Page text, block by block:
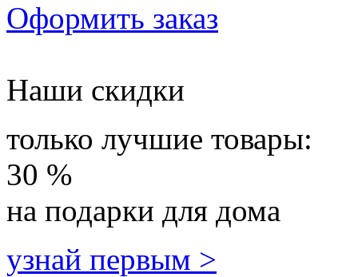
Оформить заказ
Наши скидки
только лучшие товары:
30 %
на подарки для дома
узнай первым >